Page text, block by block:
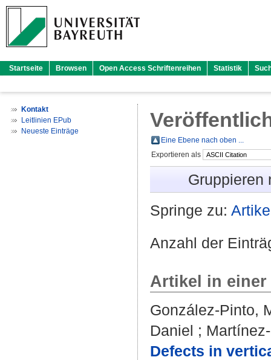
Startseite Browsen Open Access Schriftenreihen Statistik
Kontakt
Leitlinien EPub
Neueste Einträge
Eine Ebene nach oben ...
Exportieren als
Gruppieren
Springe zu:
Anzahl der
Artikel in
González-Pinto,
Daniel ;
Defects in